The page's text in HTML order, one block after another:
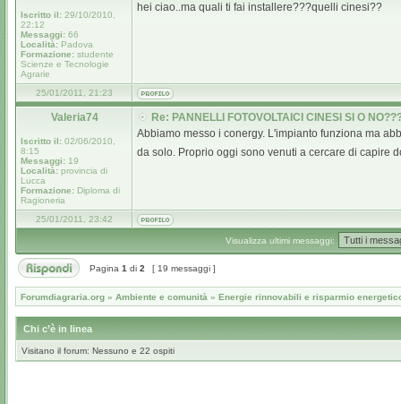
Iscritto il: 29/10/2010,
22:12
Messaggi: 66
Località: Padova
Formazione: studente
Scienze e Tecnologie
Agrarie
hei ciao..ma quali ti fai installere???quelli cinesi??
25/01/2011, 21:23
Valeria74
Iscritto il: 02/06/2010,
8:15
Messaggi: 19
Località: provincia di
Lucca
Formazione: Diploma di
Ragioneria
Re: PANNELLI FOTOVOLTAICI CINESI SI O
Abbiamo messo i conergy. L'impianto funziona ma
da solo. Proprio oggi sono venuti a cercare di capire
25/01/2011, 23:42
Visualizza ultimi messaggi:
Pagina 1 di 2 [ 19 messaggi ]
Forumdiagraria.org » Ambiente e comunità » Energie rinnovabili e risparmio
Chi c’è in linea
Visitano il forum: Nessuno e 22 ospiti